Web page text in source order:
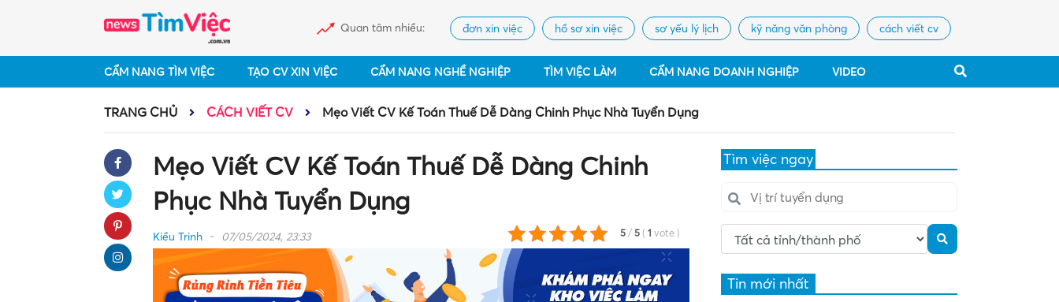
Quan tâm nhiều: đơn xin việc hồ sơ xin việc sơ yếu lý lịch kỹ năng văn phòng cách viết cv
CẨM NANG TÌM VIỆC TẠO CV XIN VIỆC CẨM NANG NGHỀ NGHIỆP TÌM VIỆC LÀM CẨM NANG DOANH NGHIỆP VIDEO
TRANG CHỦ CÁCH VIẾT CV Mẹo Viết CV Kế Toán Thuế Dễ Dàng Chinh Phục Nhà Tuyển Dụng
Mẹo Viết CV Kế Toán Thuế Dễ Dàng Chinh
Phục Nhà Tuyển Dụng
5 / 5 ( 1 vote )
Kiều Trinh 07/05/2024, 23:33
Tìm việc ngay
Tin mới nhất